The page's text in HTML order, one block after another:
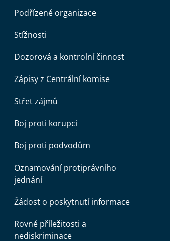
Podřízené organizace
Stížnosti
Dozorová a kontrolní činnost
Zápisy z Centrální komise
Střet zájmů
Boj proti korupci
Boj proti podvodům
Oznamování protiprávního
jednání
Žádost o poskytnutí informace
Rovné příležitosti a
nediskriminace